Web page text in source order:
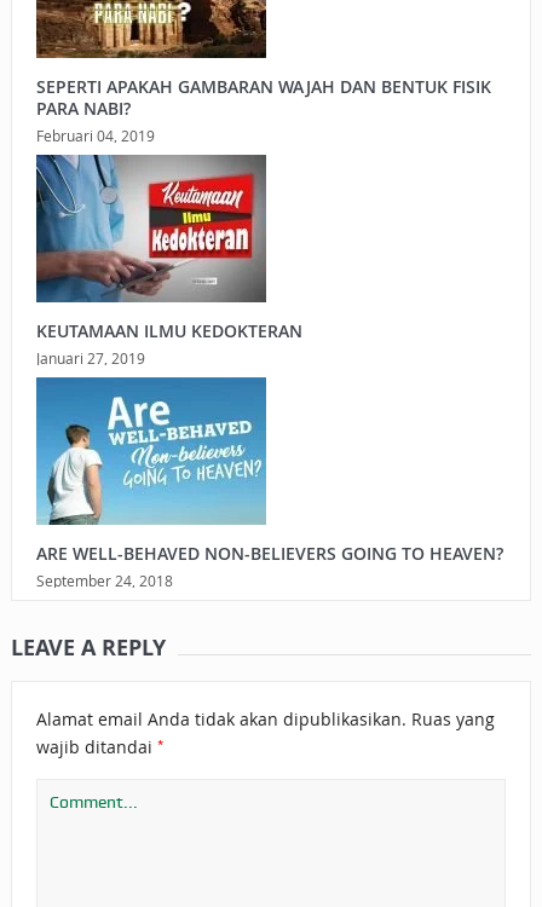
SEPERTI APAKAH GAMBARAN WAJAH DAN BENTUK FISIK
PARA NABI?
Februari 04, 2019
KEUTAMAAN ILMU KEDOKTERAN
Januari 27, 2019
ARE WELL-BEHAVED NON-BELIEVERS GOING TO HEAVEN?
September 24, 2018
LEAVE A REPLY
Alamat email Anda tidak akan dipublikasikan. Ruas yang
wajib ditandai *